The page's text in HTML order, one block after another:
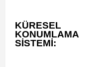
KÜRESEL
KONUMLAMA
SİSTEMİ: